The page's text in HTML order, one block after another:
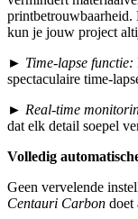
kun je jouw project
► Time-lapse functie:
spectaculaire time-
► Real-time
dat elk detail soepel
Volledig
Geen vervelende
Centauri Carbon doet